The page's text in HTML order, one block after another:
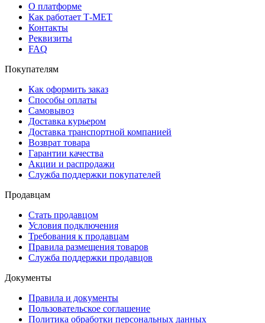
О платформе
Как работает Т-МЕТ
Контакты
Реквизиты
FAQ
Покупателям
Как оформить заказ
Способы оплаты
Самовывоз
Доставка курьером
Доставка транспортной компанией
Возврат товара
Гарантии качества
Акции и распродажи
Служба поддержки покупателей
Продавцам
Стать продавцом
Условия подключения
Требования к продавцам
Правила размещения товаров
Служба поддержки продавцов
Документы
Правила и документы
Пользовательское соглашение
Политика обработки персональных данных